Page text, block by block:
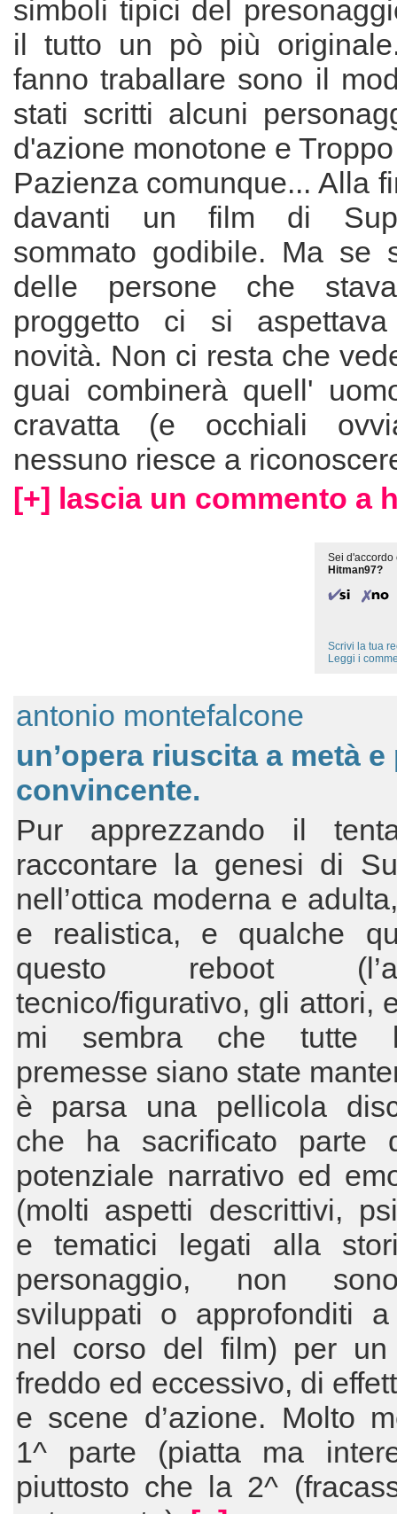
simboli tipici del
il tutto un pò più
fanno traballare sono il
stati scritti alcuni
d'azione monotone e
Pazienza comunque... Alla
davanti un film di
sommato godibile. Ma se
delle persone che
proggetto ci si
novità. Non ci resta che
guai combinerà quell'
cravatta (e occhiali
nessuno riesce a
[+] lascia un commento a
Sei d'accordo
Hitman97?
Scrivi la tua
Leggi i
antonio montefalcone
un’opera riuscita a metà e
convincente.
Pur apprezzando il
raccontare la genesi di
nell’ottica moderna e
e realistica, e qualche
questo reboot
tecnico/figurativo, gli attori,
mi sembra che tutte
premesse siano state
è parsa una pellicola
che ha sacrificato parte
potenziale narrativo ed
(molti aspetti descrittivi,
e tematici legati alla
personaggio, non
sviluppati o approfonditi
nel corso del film) per un
freddo ed eccessivo, di
e scene d’azione. Molto
1^ parte (piatta ma
piuttosto che la 2^